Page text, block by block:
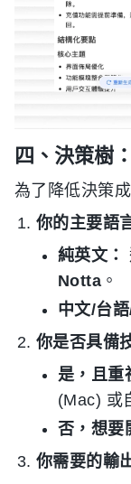
四、決策樹
為了降低決策
你的主要語
純英文：
Notta 。
中文/台
你是否具備
是，且重
(Mac) 或
否，想要
你需要的輸